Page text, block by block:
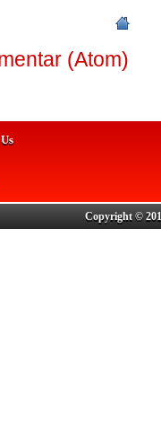
(Atom)
Copyright ©